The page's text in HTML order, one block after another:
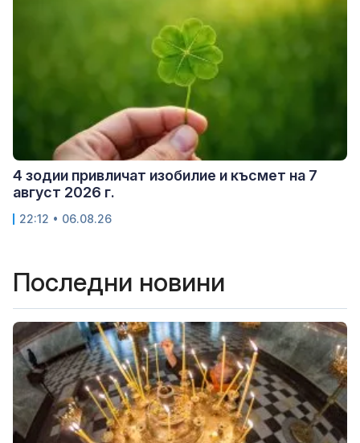
4 зодии привличат изобилие и късмет на 7
август 2026 г.
22:12 • 06.08.26
Последни новини